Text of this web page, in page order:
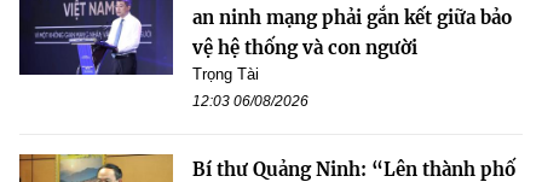
an ninh mạng phải gắn kết giữa bảo
vệ hệ thống và con người
Trọng Tài
12:03 06/08/2026
Bí thư Quảng Ninh: “Lên thành phố